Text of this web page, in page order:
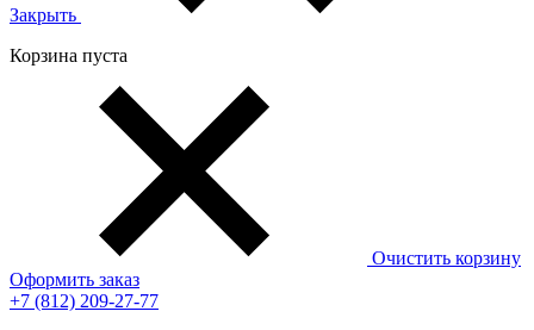
Закрыть
Корзина пуста
Очистить корзину
Оформить заказ
+7 (812) 209-27-77